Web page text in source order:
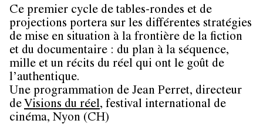
Ce premier cycle de tables-rondes et de
projections portera sur les différentes stratégies
de mise en situation à la frontière de la fiction
et du documentaire : du plan à la séquence,
mille et un récits du réel qui ont le goût de
l’authentique.
Une programmation de Jean Perret, directeur
de Visions du réel, festival international de
cinéma, Nyon (CH)